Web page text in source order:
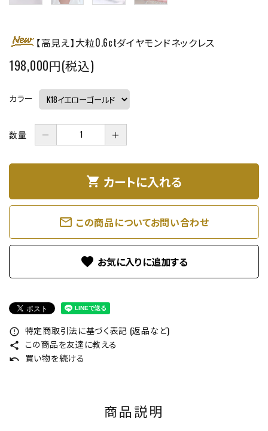
【高見え】大粒0.6ctダイヤモンドネックレス
198,000円(税込)
カラー
数量 － ＋
shopping_cart カートに入れる
mail_outline この商品についてお問い合わせ
favorite
error_outline 特定商取引法に基づく表記 (返品など)
share この商品を友達に教える
undo 買い物を続ける
商品説明